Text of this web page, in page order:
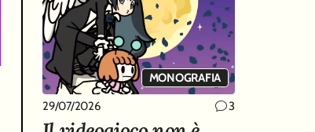
MONOGRAFIA
29/07/2026 3